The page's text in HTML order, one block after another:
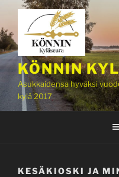
Siirry
sisältöön
KÖNNIN
Asukkaidensa hyväksi
kylä 2017
KESÄKIOSKI JA